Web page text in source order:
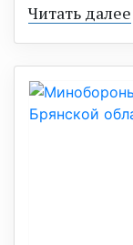
Читать далее